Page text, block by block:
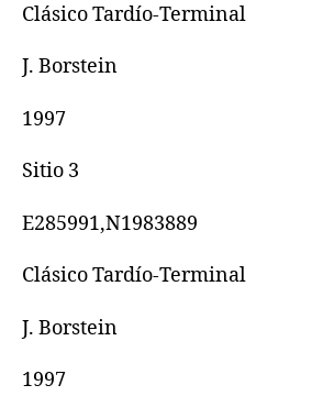
Clásico Tardío-Terminal
J. Borstein
1997
Sitio 3
E285991,N1983889
Clásico Tardío-Terminal
J. Borstein
1997